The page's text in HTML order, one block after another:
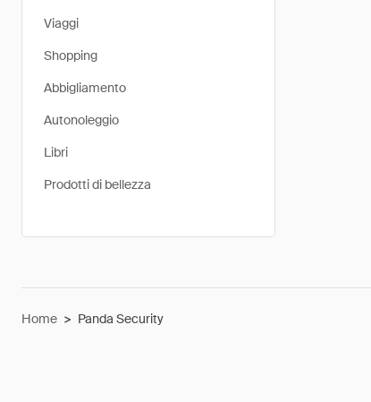
Viaggi
Shopping
Abbigliamento
Autonoleggio
Libri
Prodotti di bellezza
Home > Panda Security